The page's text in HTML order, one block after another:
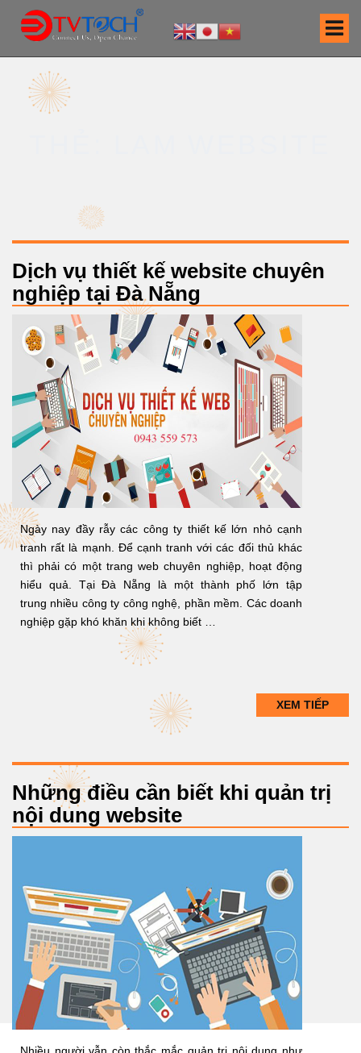
Dịch vụ thiết kế website chuyên
nghiệp tại Đà Nẵng
Ngày nay đầy rẫy các công ty thiết kế lớn nhỏ cạnh
tranh rất là mạnh. Để cạnh tranh với các đối thủ khác
thì phải có một trang web chuyên nghiệp, hoạt động
hiểu quả. Tại Đà Nẵng là một thành phố lớn tập
trung nhiều công ty công nghệ, phần mềm. Các doanh
nghiệp gặp khó khăn khi không biết …
XEM TIẾP
Những điều cần biết khi quản trị
nội dung website